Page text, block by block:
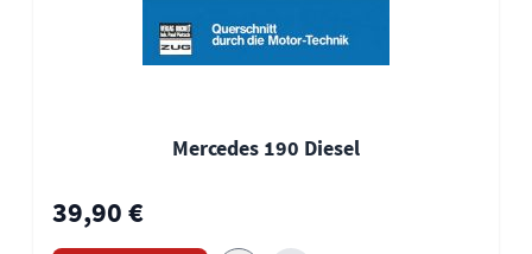
Mercedes 190 Diesel
39,90 €